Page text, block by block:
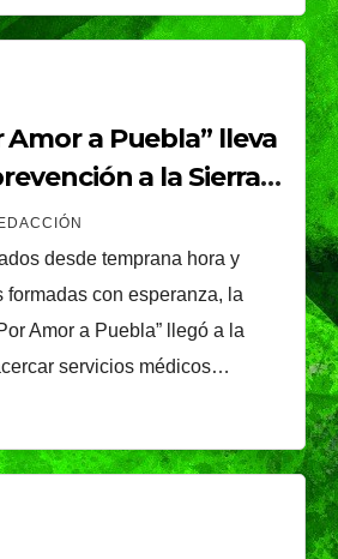
Amor a Puebla” lleva
a la Sierra
desde temprana hora y
con esperanza, la
Amor a Puebla” llegó a la
servicios médicos…